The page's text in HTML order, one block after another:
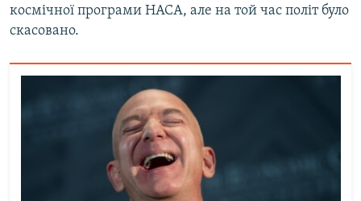
космічної програми НАСА, але на той час політ було
скасовано.